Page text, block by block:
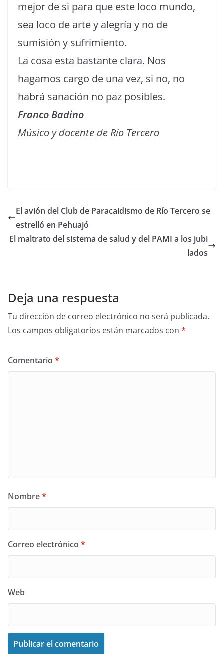
mejor de si para que este loco mundo,
sea loco de arte y alegría y no de
sumisión y sufrimiento.
La cosa esta bastante clara. Nos
hagamos cargo de una vez, si no, no
habrá sanación no paz posibles.
Franco Badino
Músico y docente de Río Tercero
El avión del Club de Paracaidismo de Río Tercero se
estrelló en Pehuajó
El maltrato del sistema de salud y del PAMI a los jubi
lados
Deja una respuesta
Tu dirección de correo electrónico no será publicada.
Los campos obligatorios están marcados con *
Comentario *
Nombre*
Correo electrónico *
Web